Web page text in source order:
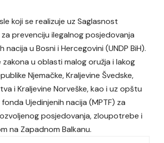
koji se realizuje uz Saglasnost
prevenciju ilegalnog posjedovanja
u Bosni i Hercegovini (UNDP BiH).
u oblasti malog oružja i lakog
Njemačke, Kraljevine Švedske,
i Kraljevine Norveške, kao i uz opštu
Ujedinjenih nacija (MPTF) za
posjedovanja, zloupotrebe i
na Zapadnom Balkanu.